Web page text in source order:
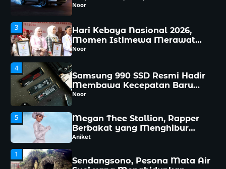
Pesona Busana Warisan
Noor
4
Samsung 990 SSD Resmi Hadir
Membawa Kecepatan Baru
yang Siap Mengubah
Pengalaman Komputasi
Noor
5
Megan Thee Stallion, Rapper
Berbakat yang Menghibur
Dunia
Aniket
1
Sendangsono, Pesona Mata Air
Suci yang Menghidupkan
Kedamaian Hati
Noor
2